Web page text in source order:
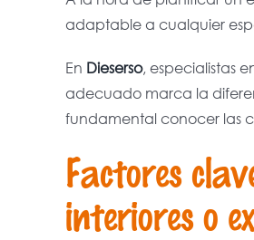
adaptable a cualquier
En Dieserso, especialistas
adecuado marca la
fundamental conocer las
Factores
interiores o